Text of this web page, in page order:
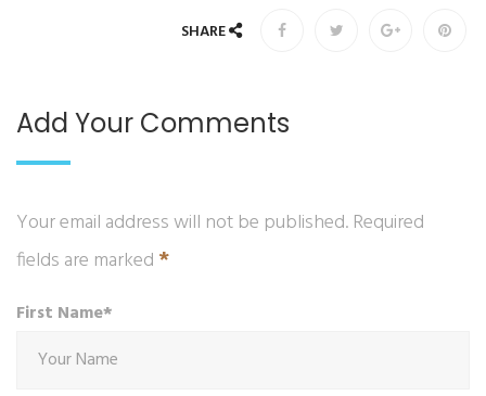
SHARE
Add Your Comments
Your email address will not be published. Required
fields are marked *
First Name*